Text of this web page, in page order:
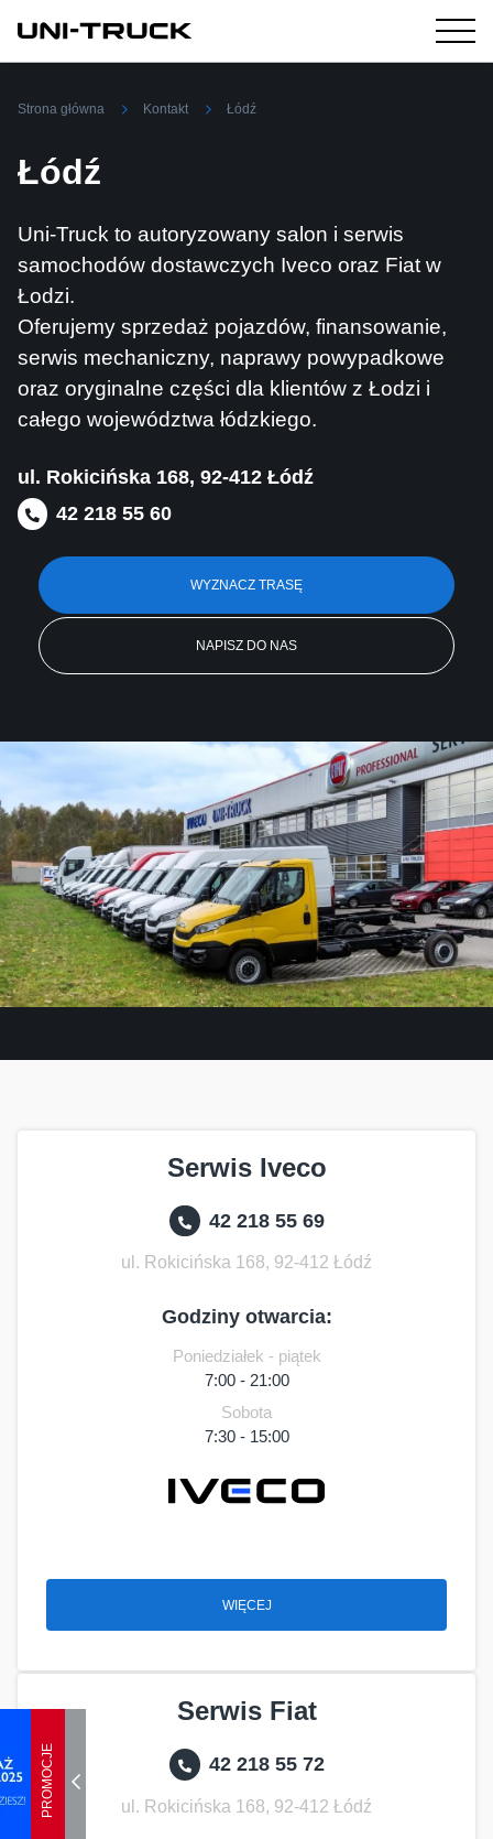
PROMOCJE
Strona główna Kontakt Łódź
Łódź
Uni‑Truck to autoryzowany salon i serwis
samochodów dostawczych Iveco oraz Fiat w
Łodzi.
Oferujemy sprzedaż pojazdów, finansowanie,
serwis mechaniczny, naprawy powypadkowe
oraz oryginalne części dla klientów z Łodzi i
całego województwa łódzkiego.
ul. Rokicińska 168, 92-412 Łódź
42 218 55 60
WYZNACZ TRASĘ
NAPISZ DO NAS
Serwis Iveco
42 218 55 69
ul. Rokicińska 168, 92-412 Łódź
Godziny otwarcia:
Poniedziałek - piątek
7:00 - 21:00
Sobota
7:30 - 15:00
WIĘCEJ
Serwis Fiat
42 218 55 72
ul. Rokicińska 168, 92-412 Łódź